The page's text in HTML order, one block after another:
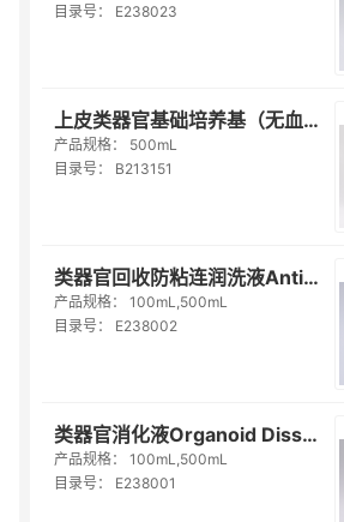
目录号：
E238023
上皮类器官基础培养基（无血清） Epithelial Organoid Basal Medium(Serum-fr...
产品规格：
500mL
目录号：
B213151
类器官回收防粘连润洗液Anti-Adherence Rinsing Solution（E238002）
产品规格：
100mL,500mL
目录号：
E238002
类器官消化液Organoid Dissociation Solution（E238001）
产品规格：
100mL,500mL
目录号：
E238001